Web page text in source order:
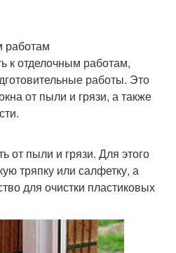
работам
к отделочным работам,
работы. Это
от пыли и грязи, а также
от пыли и грязи. Для этого
тряпку или салфетку, а
для очистки пластиковых